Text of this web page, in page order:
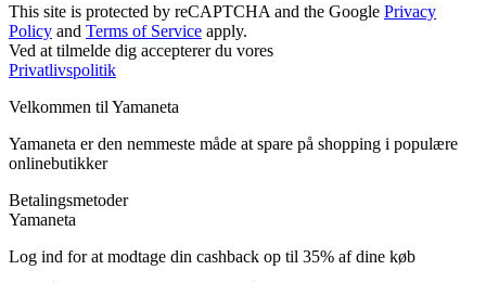
This site is protected by reCAPTCHA and the Google Privacy
Policy and Terms of Service apply.
Ved at tilmelde dig accepterer du vores
Privatlivspolitik
Velkommen til Yamaneta
Yamaneta er den nemmeste måde at spare på shopping i populære
onlinebutikker
Betalingsmetoder
Yamaneta
Log ind for at modtage din cashback op til 35% af dine køb